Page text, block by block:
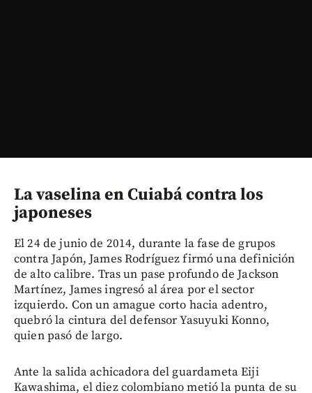
La vaselina en Cuiabá contra los
japoneses
El 24 de junio de 2014, durante la fase de grupos
contra Japón, James Rodríguez firmó una definición
de alto calibre. Tras un pase profundo de Jackson
Martínez, James ingresó al área por el sector
izquierdo. Con un amague corto hacia adentro,
quebró la cintura del defensor Yasuyuki Konno,
quien pasó de largo.
Ante la salida achicadora del guardameta Eiji
Kawashima, el diez colombiano metió la punta de su